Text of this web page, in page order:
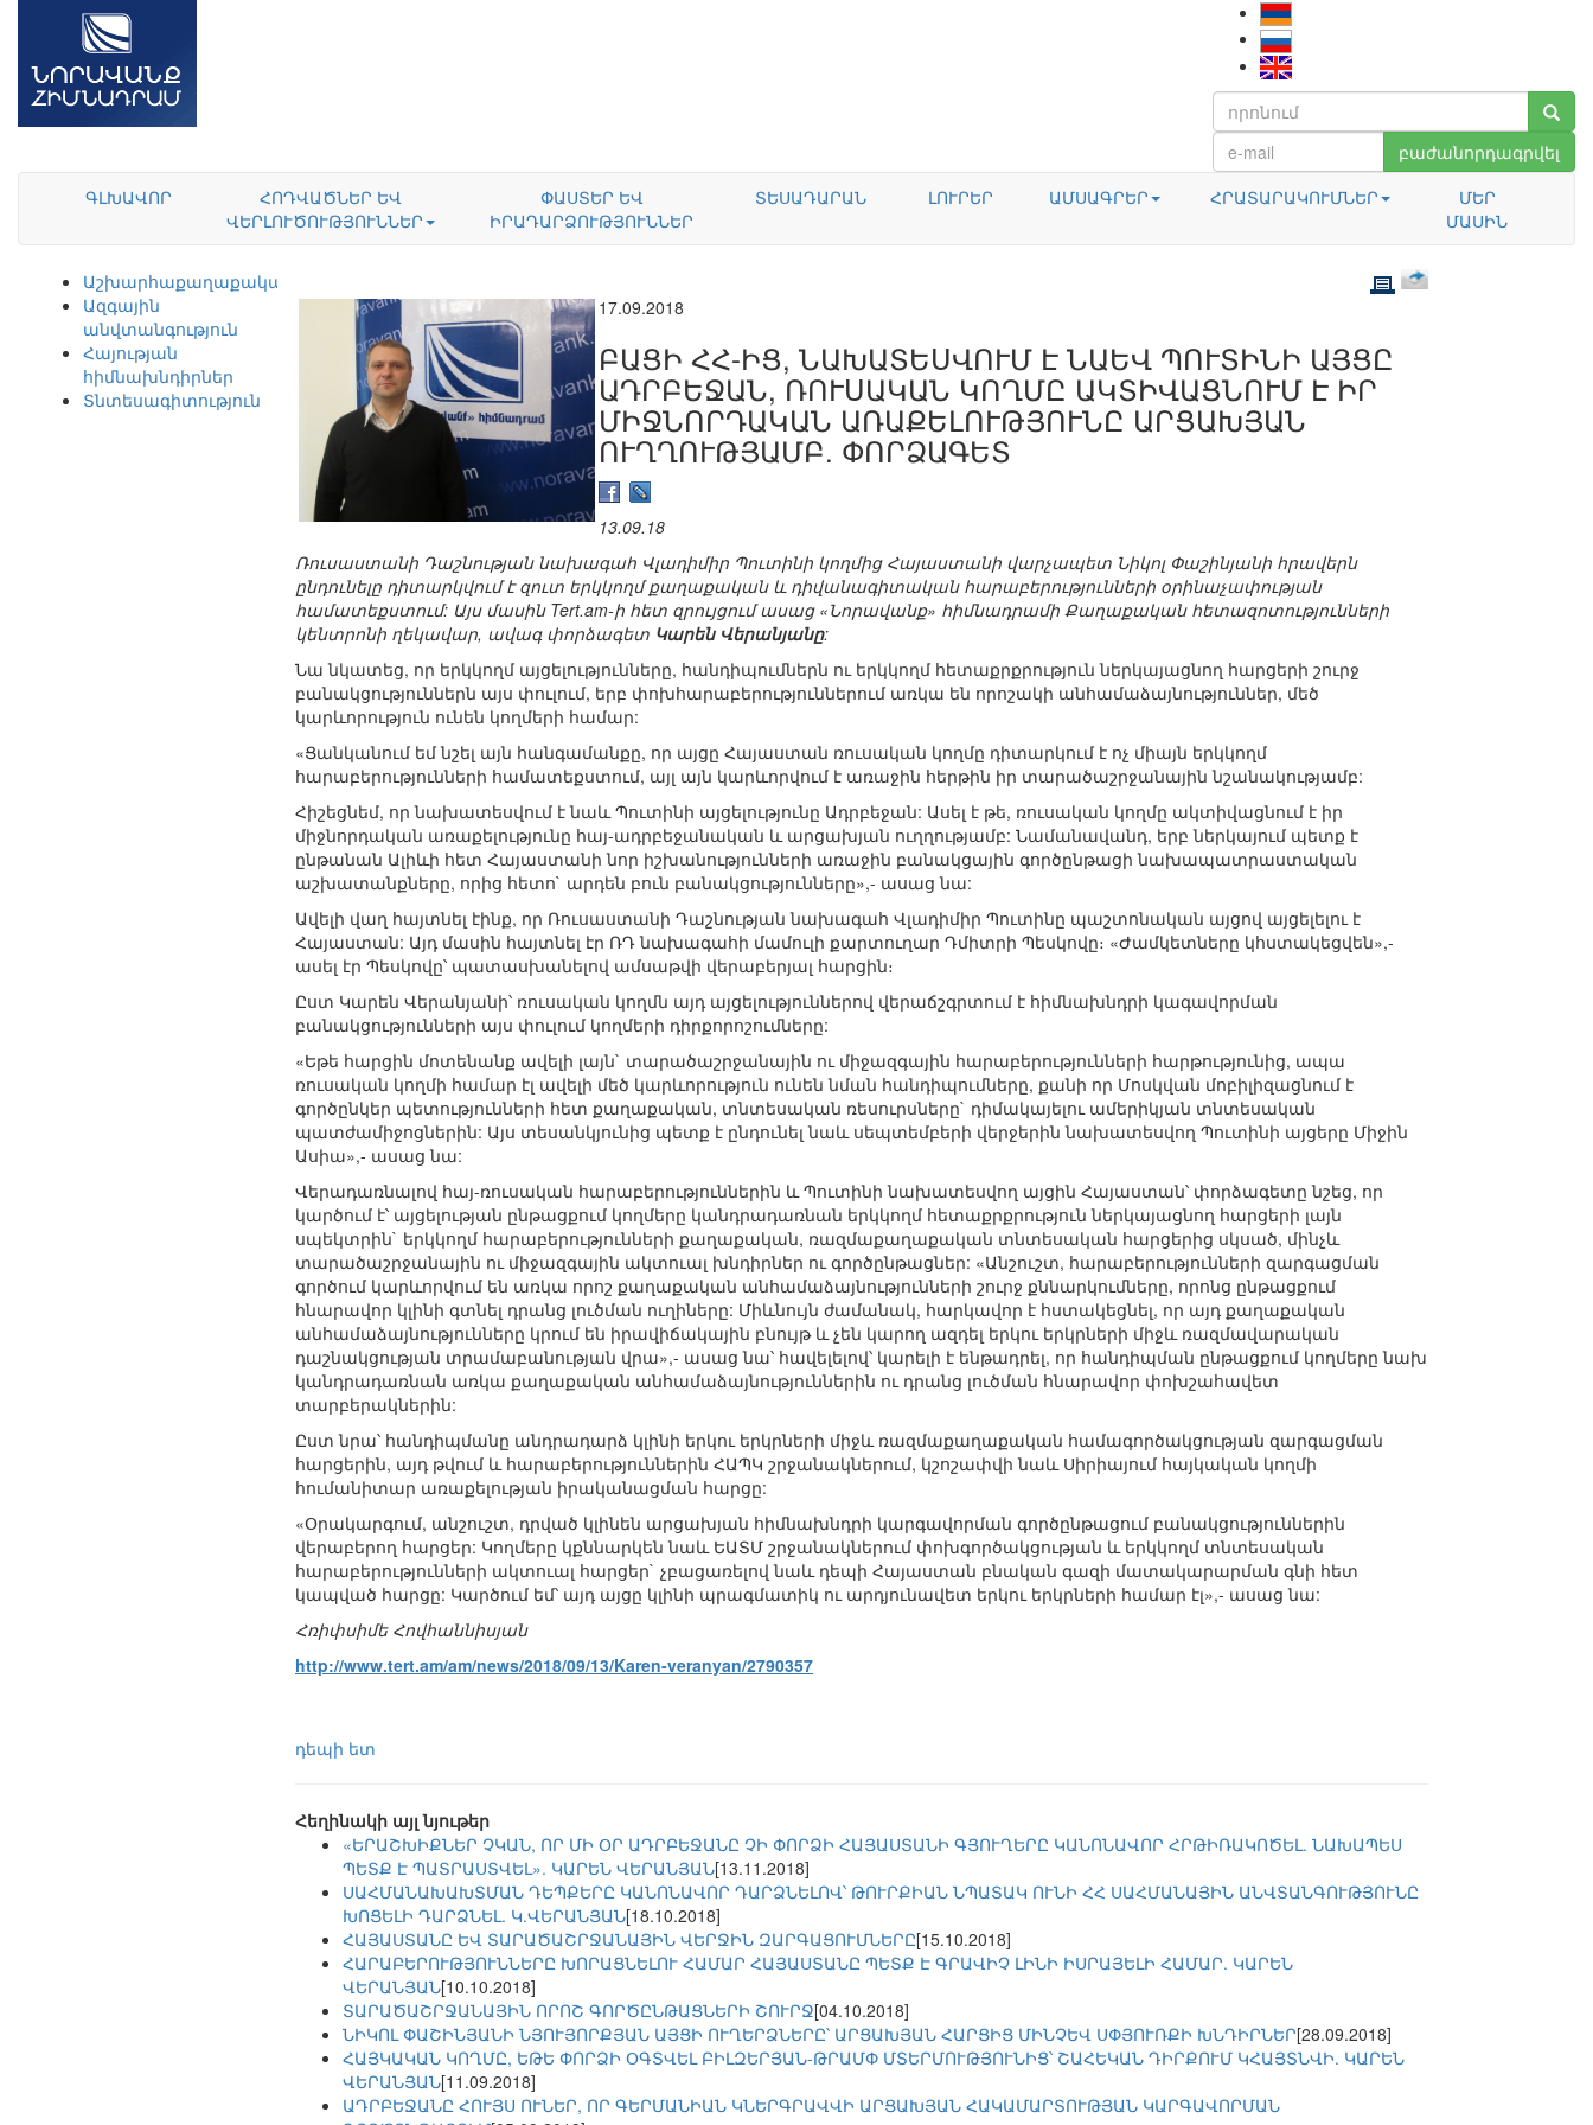
բաժանորդագրվել
ԳԼԽԱՎՈՐ
ՀՈԴՎԱԾՆԵՐ ԵՎ
ՎԵՐԼՈՒԾՈՒԹՅՈՒՆՆԵՐ
ՓԱՍՏԵՐ ԵՎ
ԻՐԱԴԱՐՁՈՒԹՅՈՒՆՆԵՐ
ՏԵՍԱԴԱՐԱՆ ԼՈՒՐԵՐ ԱՄՍԱԳՐԵՐ ՀՐԱՏԱՐԱԿՈՒՄՆԵՐ
ՄԵՐ
ՄԱՍԻՆ
Աշխարհաքաղաքականություն
Ազգային
անվտանգություն
Հայության
հիմնախնդիրներ
Տնտեսագիտություն
17.09.2018
ԲԱՑԻ ՀՀ-ԻՑ, ՆԱԽԱՏԵՍՎՈՒՄ Է ՆԱԵՎ ՊՈՒՏԻՆԻ ԱՅՑԸ
ԱԴՐԲԵՋԱՆ, ՌՈՒՍԱԿԱՆ ԿՈՂՄԸ ԱԿՏԻՎԱՑՆՈՒՄ Է ԻՐ
ՄԻՋՆՈՐԴԱԿԱՆ ԱՌԱՔԵԼՈՒԹՅՈՒՆԸ ԱՐՑԱԽՅԱՆ
ՈՒՂՂՈՒԹՅԱՄԲ. ՓՈՐՁԱԳԵՏ
13.09.18
Ռուսաստանի Դաշնության նախագահ Վլադիմիր Պուտինի կողմից Հայաստանի վարչապետ Նիկոլ Փաշինյանի հրավերն
ընդունելը դիտարկվում է զուտ երկկողմ քաղաքական և դիվանագիտական հարաբերությունների օրինաչափության
համատեքստում: Այս մասին Tert.am-ի հետ զրույցում ասաց «Նորավանք» հիմնադրամի Քաղաքական հետազոտությունների
կենտրոնի ղեկավար, ավագ փորձագետ Կարեն Վերանյանը:
Նա նկատեց, որ երկկողմ այցելությունները, հանդիպումներն ու երկկողմ հետաքրքրություն ներկայացնող հարցերի շուրջ
բանակցություններն այս փուլում, երբ փոխհարաբերություններում առկա են որոշակի անհամաձայնություններ, մեծ
կարևորություն ունեն կողմերի համար:
«Ցանկանում եմ նշել այն հանգամանքը, որ այցը Հայաստան ռուսական կողմը դիտարկում է ոչ միայն երկկողմ
հարաբերությունների համատեքստում, այլ այն կարևորվում է առաջին հերթին իր տարածաշրջանային նշանակությամբ:
Հիշեցնեմ, որ նախատեսվում է նաև Պուտինի այցելությունը Ադրբեջան: Ասել է թե, ռուսական կողմը ակտիվացնում է իր
միջնորդական առաքելությունը հայ-ադրբեջանական և արցախյան ուղղությամբ: Նամանավանդ, երբ ներկայում պետք է
ընթանան Ալիևի հետ Հայաստանի նոր իշխանությունների առաջին բանակցային գործընթացի նախապատրաստական
աշխատանքները, որից հետո` արդեն բուն բանակցությունները»,- ասաց նա:
Ավելի վաղ հայտնել էինք, որ Ռուսաստանի Դաշնության նախագահ Վլադիմիր Պուտինը պաշտոնական այցով այցելելու է
Հայաստան: Այդ մասին հայտնել էր ՌԴ նախագահի մամուլի քարտուղար Դմիտրի Պեսկովը։ «Ժամկետները կհստակեցվեն»,-
ասել էր Պեսկովը՝ պատասխանելով ամսաթվի վերաբերյալ հարցին։
Ըստ Կարեն Վերանյանի՝ ռուսական կողմն այդ այցելություններով վերաճշգրտում է հիմնախնդրի կագավորման
բանակցությունների այս փուլում կողմերի դիրքորոշումները:
«Եթե հարցին մոտենանք ավելի լայն` տարածաշրջանային ու միջազգային հարաբերությունների հարթությունից, ապա
ռուսական կողմի համար էլ ավելի մեծ կարևորություն ունեն նման հանդիպումները, քանի որ Մոսկվան մոբիլիզացնում է
գործընկեր պետությունների հետ քաղաքական, տնտեսական ռեսուրսները` դիմակայելու ամերիկյան տնտեսական
պատժամիջոցներին: Այս տեսանկյունից պետք է ընդունել նաև սեպտեմբերի վերջերին նախատեսվող Պուտինի այցերը Միջին
Ասիա»,- ասաց նա:
Վերադառնալով հայ-ռուսական հարաբերություններին և Պուտինի նախատեսվող այցին Հայաստան՝ փորձագետը նշեց, որ
կարծում է՝ այցելության ընթացքում կողմերը կանդրադառնան երկկողմ հետաքրքրություն ներկայացնող հարցերի լայն
սպեկտրին` երկկողմ հարաբերությունների քաղաքական, ռազմաքաղաքական տնտեսական հարցերից սկսած, մինչև
տարածաշրջանային ու միջազգային ակտուալ խնդիրներ ու գործընթացներ: «Անշուշտ, հարաբերությունների զարգացման
գործում կարևորվում են առկա որոշ քաղաքական անհամաձայնությունների շուրջ քննարկումները, որոնց ընթացքում
հնարավոր կլինի գտնել դրանց լուծման ուղիները: Միևնույն ժամանակ, հարկավոր է հստակեցնել, որ այդ քաղաքական
անհամաձայնությունները կրում են իրավիճակային բնույթ և չեն կարող ազդել երկու երկրների միջև ռազմավարական
դաշնակցության տրամաբանության վրա»,- ասաց նա՝ հավելելով՝ կարելի է ենթադրել, որ հանդիպման ընթացքում կողմերը նախ
կանդրադառնան առկա քաղաքական անհամաձայնություններին ու դրանց լուծման հնարավոր փոխշահավետ
տարբերակներին:
Ըստ նրա՝ հանդիպմանը անդրադարձ կլինի երկու երկրների միջև ռազմաքաղաքական համագործակցության զարգացման
հարցերին, այդ թվում և հարաբերություններին ՀԱՊԿ շրջանակներում, կշոշափվի նաև Սիրիայում հայկական կողմի
հումանիտար առաքելության իրականացման հարցը:
«Օրակարգում, անշուշտ, դրված կլինեն արցախյան հիմնախնդրի կարգավորման գործընթացում բանակցություններին
վերաբերող հարցեր: Կողմերը կքննարկեն նաև ԵԱՏՄ շրջանակներում փոխգործակցության և երկկողմ տնտեսական
հարաբերությունների ակտուալ հարցեր` չբացառելով նաև դեպի Հայաստան բնական գազի մատակարարման գնի հետ
կապված հարցը: Կարծում եմ՝ այդ այցը կլինի պրագմատիկ ու արդյունավետ երկու երկրների համար էլ»,- ասաց նա:
Հռիփսիմե Հովհաննիսյան
http://www.tert.am/am/news/2018/09/13/Karen-veranyan/2790357
դեպի ետ
Հեղինակի այլ նյութեր
«ԵՐԱՇԽԻՔՆԵՐ ՉԿԱՆ, ՈՐ ՄԻ ՕՐ ԱԴՐԲԵՋԱՆԸ ՉԻ ՓՈՐՁԻ ՀԱՅԱՍՏԱՆԻ ԳՅՈՒՂԵՐԸ ԿԱՆՈՆԱՎՈՐ ՀՐԹԻՌԱԿՈԾԵԼ. ՆԱԽԱՊԵՍ
ՊԵՏՔ Է ՊԱՏՐԱՍՏՎԵԼ». ԿԱՐԵՆ ՎԵՐԱՆՅԱՆ[13.11.2018]
ՍԱՀՄԱՆԱԽԱԽՏՄԱՆ ԴԵՊՔԵՐԸ ԿԱՆՈՆԱՎՈՐ ԴԱՐՁՆԵԼՈՎ՝ ԹՈՒՐՔԻԱՆ ՆՊԱՏԱԿ ՈՒՆԻ ՀՀ ՍԱՀՄԱՆԱՅԻՆ ԱՆՎՏԱՆԳՈՒԹՅՈՒՆԸ
ԽՈՑԵԼԻ ԴԱՐՁՆԵԼ. Կ.ՎԵՐԱՆՅԱՆ[18.10.2018]
ՀԱՅԱՍՏԱՆԸ ԵՎ ՏԱՐԱԾԱՇՐՋԱՆԱՅԻՆ ՎԵՐՋԻՆ ԶԱՐԳԱՑՈՒՄՆԵՐԸ[15.10.2018]
ՀԱՐԱԲԵՐՈՒԹՅՈՒՆՆԵՐԸ ԽՈՐԱՑՆԵԼՈՒ ՀԱՄԱՐ ՀԱՅԱՍՏԱՆԸ ՊԵՏՔ Է ԳՐԱՎԻՉ ԼԻՆԻ ԻՍՐԱՅԵԼԻ ՀԱՄԱՐ. ԿԱՐԵՆ
ՎԵՐԱՆՅԱՆ[10.10.2018]
ՏԱՐԱԾԱՇՐՋԱՆԱՅԻՆ ՈՐՈՇ ԳՈՐԾԸՆԹԱՑՆԵՐԻ ՇՈՒՐՋ[04.10.2018]
ՆԻԿՈԼ ՓԱՇԻՆՅԱՆԻ ՆՅՈՒՅՈՐՔՅԱՆ ԱՅՑԻ ՈՒՂԵՐՁՆԵՐԸ՝ ԱՐՑԱԽՅԱՆ ՀԱՐՑԻՑ ՄԻՆՉԵՎ ՍՓՅՈՒՌՔԻ ԽՆԴԻՐՆԵՐ[28.09.2018]
ՀԱՅԿԱԿԱՆ ԿՈՂՄԸ, ԵԹԵ ՓՈՐՁԻ ՕԳՏՎԵԼ ԲԻԼԶԵՐՅԱՆ-ԹՐԱՄՓ ՄՏԵՐՄՈՒԹՅՈՒՆԻՑ՝ ՇԱՀԵԿԱՆ ԴԻՐՔՈՒՄ ԿՀԱՅՏՆՎԻ. ԿԱՐԵՆ
ՎԵՐԱՆՅԱՆ[11.09.2018]
ԱԴՐԲԵՋԱՆԸ ՀՈՒՅՍ ՈՒՆԵՐ, ՈՐ ԳԵՐՄԱՆԻԱՆ ԿՆԵՐԳՐԱՎՎԻ ԱՐՑԱԽՅԱՆ ՀԱԿԱՄԱՐՏՈՒԹՅԱՆ ԿԱՐԳԱՎՈՐՄԱՆ